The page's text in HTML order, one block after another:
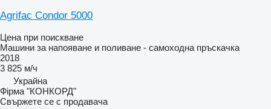
Agrifac Condor 5000
Цена при поискване
Машини за напояване и поливане - самоходна пръскачка
2018
3 825 м/ч
Украйна
Фірма "КОНКОРД"
Свържете се с продавача